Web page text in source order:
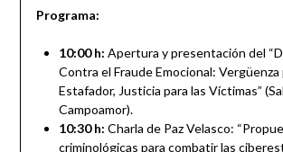
Programa:
10:00 h: Apertura y presentación del
Contra el Fraude Emocional: Vergüenza
Estafador, Justicia para las Víctimas”
Campoamor).
10:30 h: Charla de Paz Velasco:
criminológicas para combatir las